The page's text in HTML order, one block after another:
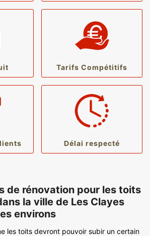
Tarifs Compétitifs
Délai respecté
de rénovation pour les toits
la ville de Les Clayes
environs
les toits devront pouvoir subir un certain